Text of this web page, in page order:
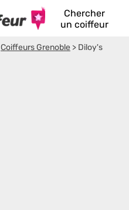
Chercher
un coiffeur
Coiffeurs Grenoble > Diloy's